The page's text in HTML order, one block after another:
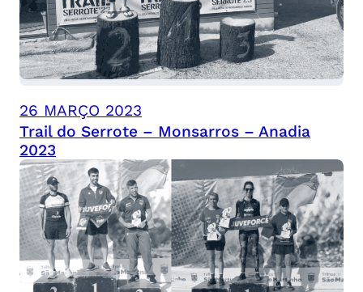
26 MARÇO 2023
Trail do Serrote – Monsarros – Anadia
2023